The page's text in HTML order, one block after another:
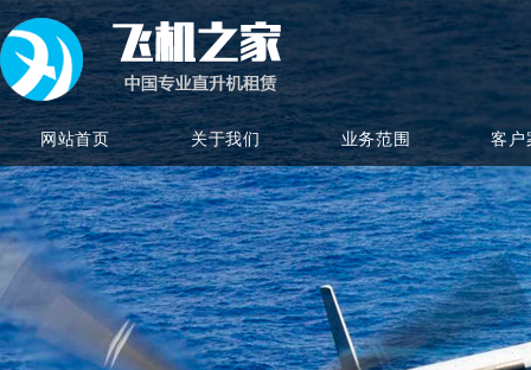
网站首页 关于我们 业务范围 客户